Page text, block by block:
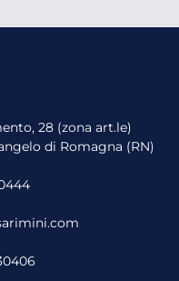
28 (zona art.le)
di Romagna (RN)